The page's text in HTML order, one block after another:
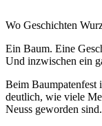
Wo Geschichten
Ein Baum. Eine
Und inzwischen ein
Beim
deutlich, wie viele
Neuss geworden sind.